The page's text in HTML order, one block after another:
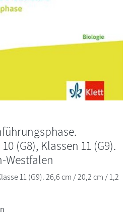
(G8), Klassen 11 (G9).
Westfalen
11 (G9). 26,6 cm / 20,2 cm / 1,2